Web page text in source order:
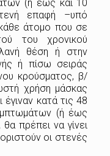
(ή έως και 10
επαφή –υπό
άτομο που σε
του χρονικού
θέση ή στην
ή πίσω σειράς
κρούσματος, β/
χρήση μάσκας
κατά τις 48
(ή έως
πρέπει να γίνει
οι στενές